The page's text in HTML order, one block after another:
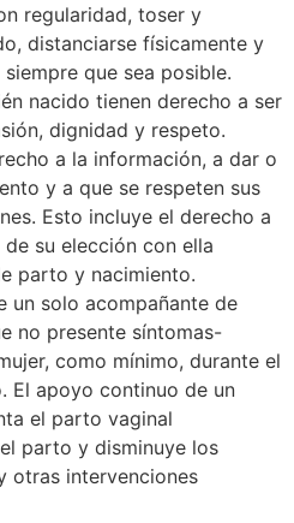
regularidad, toser y
distanciarse físicamente y
que sea posible.
nacido tienen derecho a ser
dignidad y respeto.
a la información, a dar o
y a que se respeten sus
Esto incluye el derecho a
su elección con ella
parto y nacimiento.
un solo acompañante de
no presente síntomas-
como mínimo, durante el
El apoyo continuo de un
el parto vaginal
parto y disminuye los
otras intervenciones